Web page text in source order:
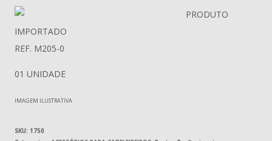
PRODUTO
IMPORTADO
REF. M205-0
01 UNIDADE
IMAGEM ILUSTRATIVA
SKU: 1750